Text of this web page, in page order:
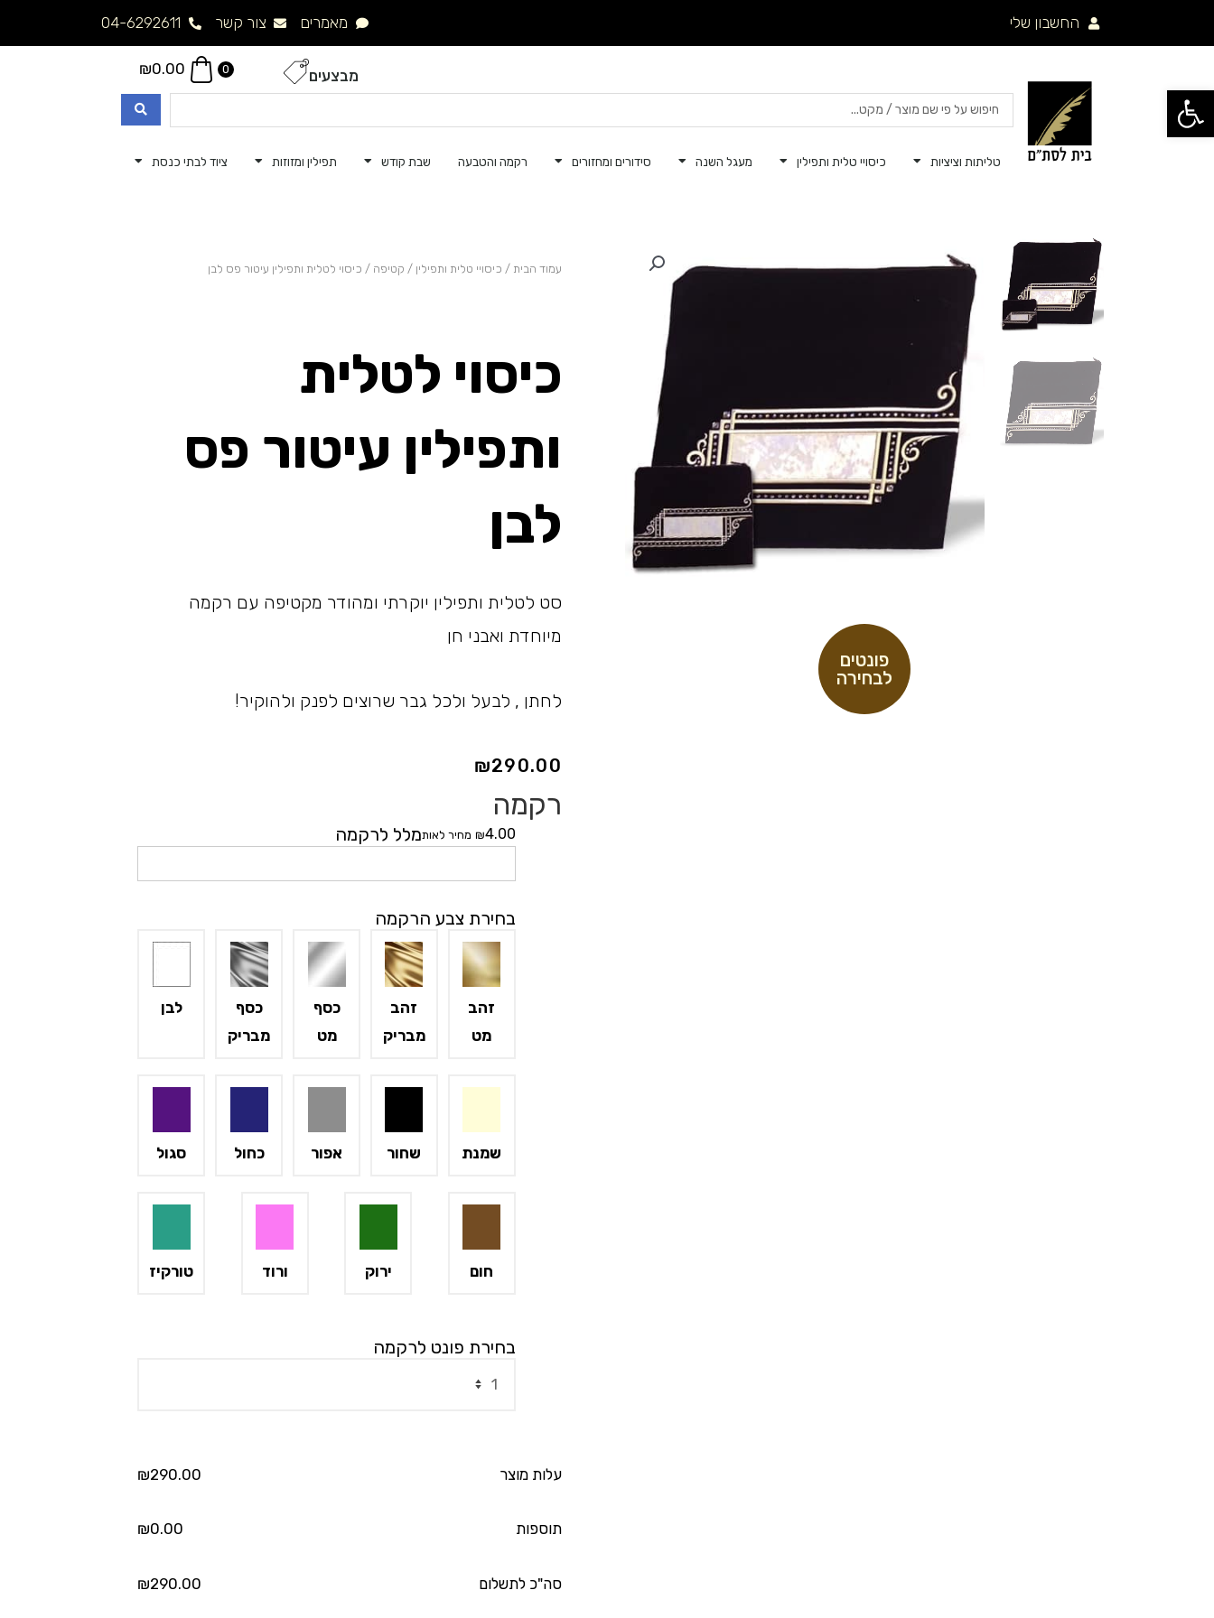
פתח סרגל נגישות
החשבון שלי מאמרים צור קשר 04-6292611
מבצעים 0
₪0.00
Search
...
טליתות וציציות כיסויי טלית ותפילין מעגל השנה סידורים ומחזורים רקמה והטבעה שבת קודש תפילין ומזוזות ציוד לבתי כנסת
פונטים
לבחירה
עמוד הבית / כיסויי טלית ותפילין / קטיפה / כיסוי לטלית ותפילין עיטור פס לבן
כיסוי לטלית
ותפילין עיטור פס
לבן
סט לטלית ותפילין יוקרתי ומהודר מקטיפה עם רקמה
מיוחדת ואבני חן
לחתן , לבעל ולכל גבר שרוצים לפנק ולהוקיר!
₪290.00
רקמה
מלל לרקמה ₪4.00 מחיר לאות
בחירת צבע הרקמה
זהב
מט
זהב
מבריק
כסף
מט
כסף
מבריק
לבן
שמנת שחור אפור כחול סגול
חום ירוק ורוד טורקיז
בחירת פונט לרקמה
עלות מוצר ₪290.00
תוספות ₪0.00
סה"כ לתשלום ₪290.00
כמות